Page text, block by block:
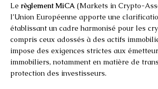
Le règlement MiCA (Markets in Crypto-
l’Union Européenne apporte une
établissant un cadre harmonisé pour les
compris ceux adossés à des actifs
impose des exigences strictes aux
immobiliers, notamment en matière de
protection des investisseurs.